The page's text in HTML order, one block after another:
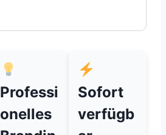
Professi
onelles
Sofort
verfügb